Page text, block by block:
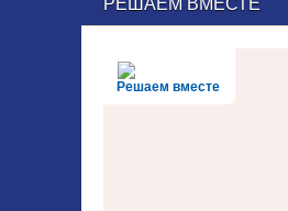
РЕШАЕМ ВМЕСТЕ
Решаем вместе